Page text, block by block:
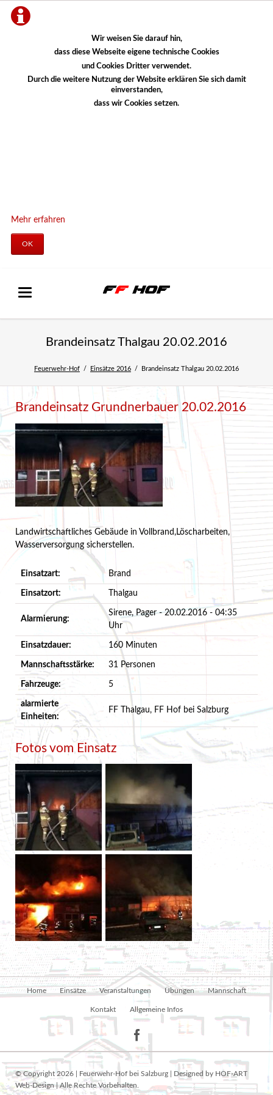
Wir weisen Sie darauf hin,
dass diese Webseite eigene technische Cookies
und Cookies Dritter verwendet.
Durch die weitere Nutzung der Website erklären Sie sich damit
einverstanden,
dass wir Cookies setzen.
Mehr erfahren
OK
Brandeinsatz Thalgau 20.02.2016
Feuerwehr-Hof Einsätze 2016 Brandeinsatz Thalgau 20.02.2016
Brandeinsatz Grundnerbauer 20.02.2016
Landwirtschaftliches Gebäude in Vollbrand,Löscharbeiten,
Wasserversorgung sicherstellen.
Einsatzart: Brand
Einsatzort: Thalgau
Alarmierung:
Sirene, Pager - 20.02.2016 - 04:35
Uhr
Einsatzdauer: 160 Minuten
Mannschaftsstärke: 31 Personen
Fahrzeuge: 5
alarmierte
Einheiten:
FF Thalgau, FF Hof bei Salzburg
Fotos vom Einsatz
Navigation
überspringen
Home Einsätze Veranstaltungen Übungen Mannschaft
Kontakt Allgemeine Infos
© Copyright 2026 | Feuerwehr-Hof bei Salzburg | Designed by HOF-ART
Web-Design | Alle Rechte Vorbehalten.